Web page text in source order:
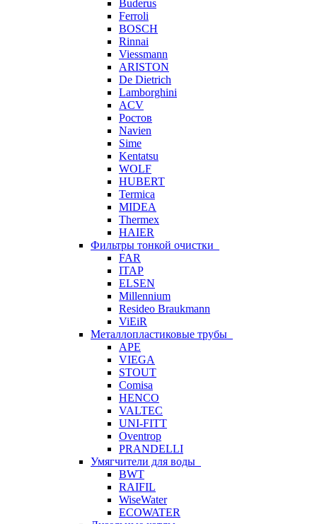
Buderus
Ferroli
BOSCH
Rinnai
Viessmann
ARISTON
De Dietrich
Lamborghini
ACV
Ростов
Navien
Sime
Kentatsu
WOLF
HUBERT
Termica
MIDEA
Thermex
HAIER
Фильтры тонкой очистки
FAR
ITAP
ELSEN
Millennium
Resideo Braukmann
ViEiR
Металлопластиковые трубы
APE
VIEGA
STOUT
Comisa
HENCO
VALTEC
UNI-FITT
Oventrop
PRANDELLI
Умягчители для воды
BWT
RAIFIL
WiseWater
ECOWATER